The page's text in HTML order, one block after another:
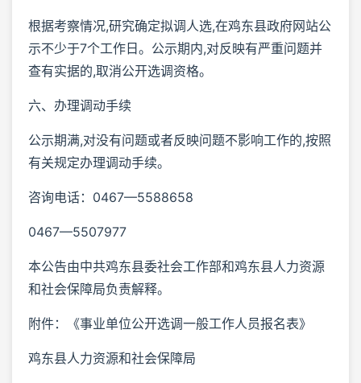
根据考察情况,研究确定拟调人选,在鸡东县政府网站公
示不少于7个工作日。公示期内,对反映有严重问题并
查有实据的,取消公开选调资格。
六、办理调动手续
公示期满,对没有问题或者反映问题不影响工作的,按照
有关规定办理调动手续。
咨询电话：0467—5588658
0467—5507977
本公告由中共鸡东县委社会工作部和鸡东县人力资源
和社会保障局负责解释。
附件：《事业单位公开选调一般工作人员报名表》
鸡东县人力资源和社会保障局